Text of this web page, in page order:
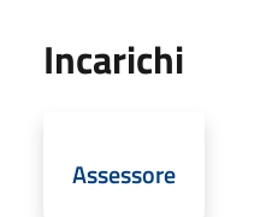
Incarichi
Assessore